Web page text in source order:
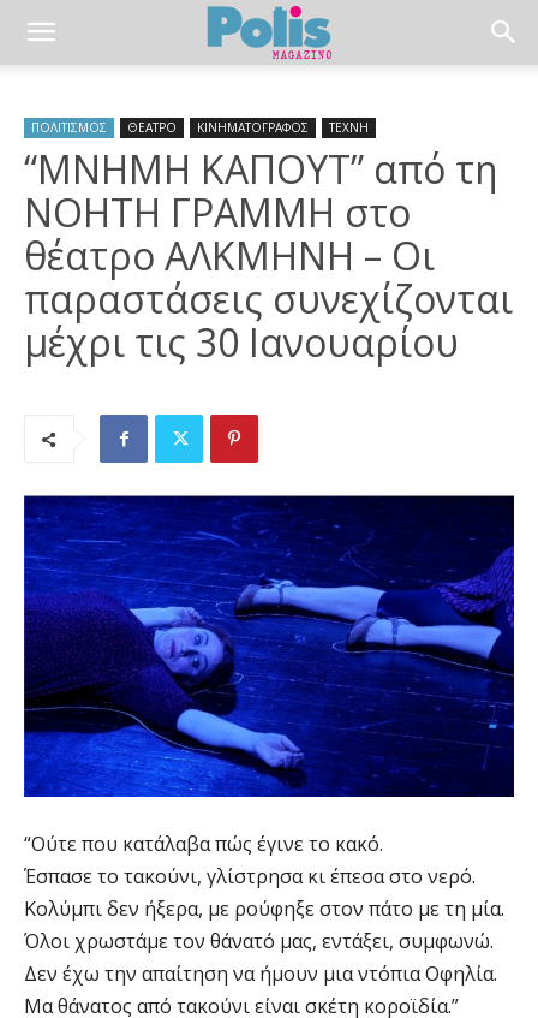
ΠΟΛΙΤΙΣΜΟΣ ΘΕΑΤΡΟ ΚΙΝΗΜΑΤΟΓΡΑΦΟΣ ΤΕΧΝΗ
“ΜΝΗΜΗ ΚΑΠΟΥΤ” από τη
ΝΟΗΤΗ ΓΡΑΜΜΗ στο
θέατρο ΑΛΚΜΗΝΗ – Οι
παραστάσεις συνεχίζονται
μέχρι τις 30 Ιανουαρίου
“Ούτε που κατάλαβα πώς έγινε το κακό.
Έσπασε το τακούνι, γλίστρησα κι έπεσα στο νερό.
Κολύμπι δεν ήξερα, με ρούφηξε στον πάτο με τη μία.
Όλοι χρωστάμε τον θάνατό μας, εντάξει, συμφωνώ.
Δεν έχω την απαίτηση να ήμουν μια ντόπια Οφηλία.
Μα θάνατος από τακούνι είναι σκέτη κοροϊδία.”